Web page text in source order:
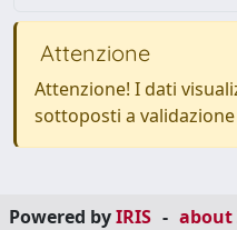
Attenzione
Attenzione! I dati
sottoposti a
Powered byIRIS - about